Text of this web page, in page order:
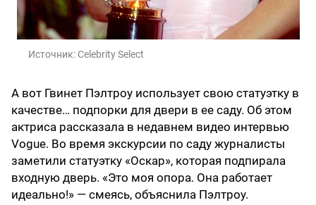
Источник: Celebrity Select
А вот Гвинет Пэлтроу использует свою статуэтку в
качестве… подпорки для двери в ее саду. Об этом
актриса рассказала в недавнем видео интервью
Vogue. Во время экскурсии по саду журналисты
заметили статуэтку «Оскар», которая подпирала
входную дверь. «Это моя опора. Она работает
идеально!» — смеясь, объяснила Пэлтроу.